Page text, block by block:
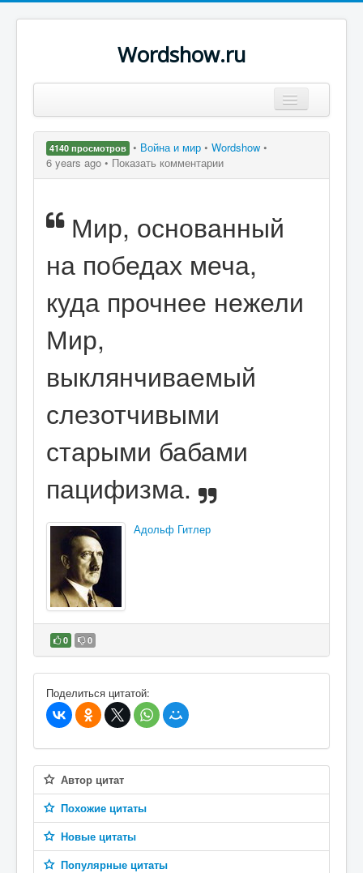
Wordshow.ru
Популярные цитаты
Поиск
4140 просмотров • Война и мир • Wordshow •
6 years ago • Показать комментарии
Мир, основанный
на победах меча,
куда прочнее нежели
Мир,
выклянчиваемый
слезотчивыми
старыми бабами
пацифизма.
Адольф Гитлер
0 0
В избранное
Поделиться цитатой:
Автор цитат
Похожие цитаты
Новые цитаты
Популярные цитаты